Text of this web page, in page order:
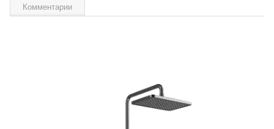
Комментарии